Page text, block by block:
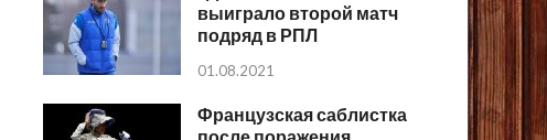
выиграло второй матч
подряд в РПЛ
01.08.2021
Французская саблистка